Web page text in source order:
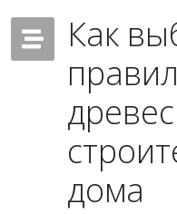
Как
дома